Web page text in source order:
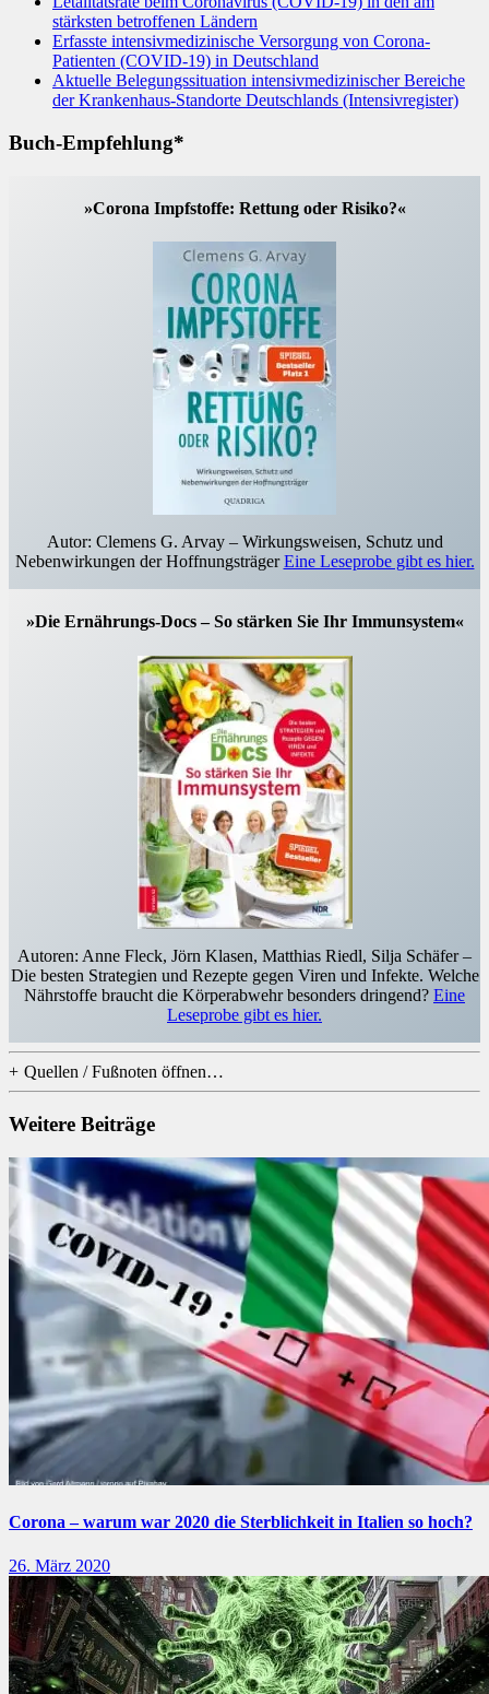
stärksten betroffenen Ländern
Erfasste intensivmedizinische Versorgung von Corona-
Patienten (COVID-19) in Deutschland
Aktuelle Belegungssituation intensivmedizinischer Bereiche
der Krankenhaus-Standorte Deutschlands (Intensivregister)
Buch-Empfehlung*
»Corona Impfstoffe: Rettung oder Risiko?«
Autor: Clemens G. Arvay – Wirkungsweisen, Schutz und
Nebenwirkungen der HoffnungsträgerEine Leseprobe gibt es hier.
»Die Ernährungs-Docs – So stärken Sie Ihr Immunsystem«
Autoren: Anne Fleck, Jörn Klasen, Matthias Riedl, Silja Schäfer –
Die besten Strategien und Rezepte gegen Viren und Infekte. Welche
Nährstoffe braucht die Körperabwehr besonders dringend? Eine
Leseprobe gibt es hier.
Quellen / Fußnoten öffnen…
Weitere Beiträge
Corona – warum war 2020 die Sterblichkeit in Italien so hoch?
26. März 2020